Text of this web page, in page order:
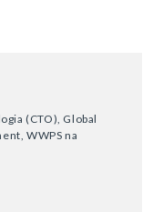
(CTO), Global
WWPS na